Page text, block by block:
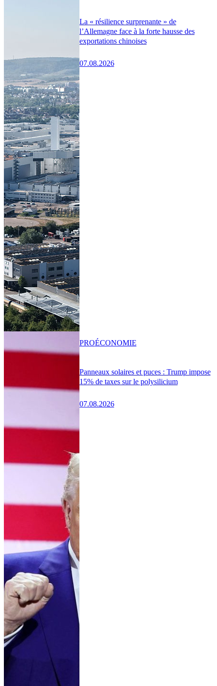
La « résilience surprenante » de
l’Allemagne face à la forte hausse des
exportations chinoises
07.08.2026
Panneaux solaires et puces : Trump impose
15% de taxes sur le polysilicium
07.08.2026
PROÉCONOMIE